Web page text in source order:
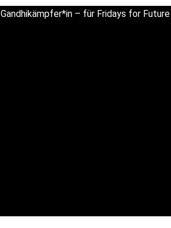
Gandhikämpfer*in – für Fridays for Future